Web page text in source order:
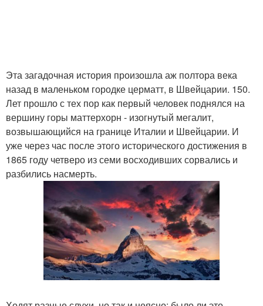
Эта загадочная история произошла аж полтора века
назад в маленьком городке церматт, в Швейцарии. 150.
Лет прошло с тех пор как первый человек поднялся на
вершину горы маттерхорн - изогнутый мегалит,
возвышающийся на границе Италии и Швейцарии. И
уже через час после этого исторического достижения в
1865 году четверо из семи восходивших сорвались и
разбились насмерть.